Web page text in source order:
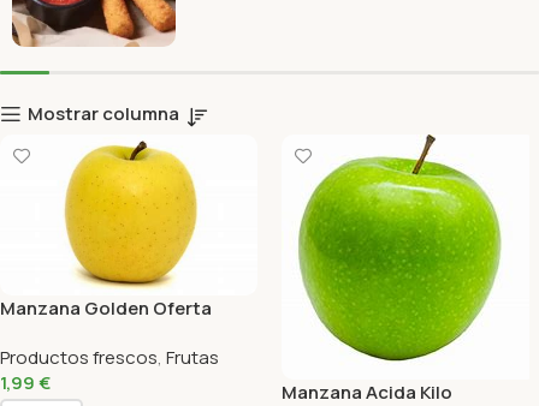
Mostrar columna
Manzana Golden Oferta
Productos frescos, Frutas
1,99€
Manzana Acida Kilo